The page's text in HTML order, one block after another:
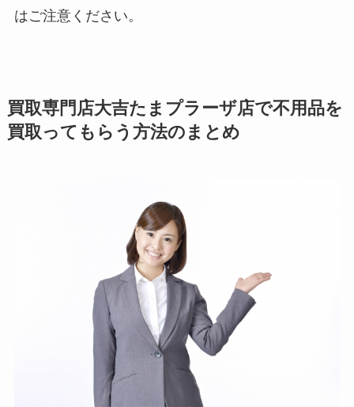
はご注意ください。
買取専門店大吉たまプラーザ店で不用品を
買取ってもらう方法のまとめ